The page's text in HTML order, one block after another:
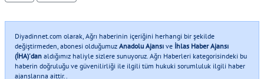
Diyadinnet.com olarak, Ağrı haberinin içeriğini herhangi bir şekilde
değiştirmeden, abonesi olduğumuz Anadolu Ajansı ve İhlas Haber Ajansı
(İHA)'dan aldığımız haliyle sizlere sunuyoruz. Ağrı Haberleri kategorisindeki bu
haberin doğruluğu ve güvenilirliği ile ilgili tüm hukuki sorumluluk ilgili haber
ajanslarına aittir..